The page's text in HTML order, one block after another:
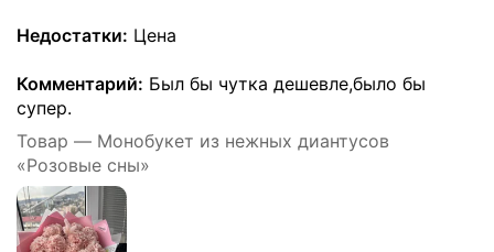
Недостатки: Цена
Комментарий: Был бы чутка дешевле,было бы
супер.
Товар — Монобукет из нежных диантусов
«Розовые сны»